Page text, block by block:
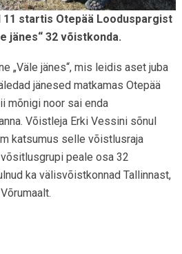
11 startis Otepää Looduspargist
jänes“ 32 võistkonda.
„Väle jänes“, mis leidis aset juba
jänesed matkamas Otepää
mõnigi noor sai enda
Võistleja Erki Vessini sõnul
katsumus selle võistlusraja
peale osa 32
ka välisvõistkonnad Tallinnast,